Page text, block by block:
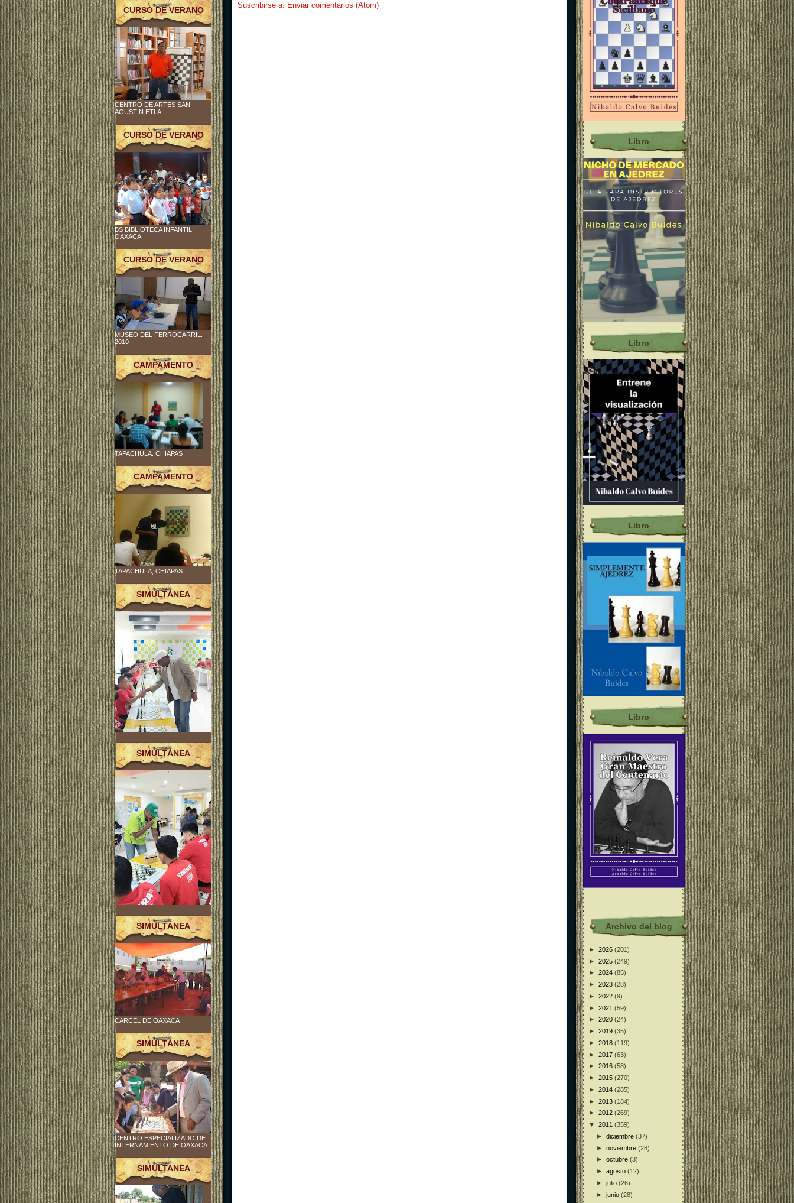
Suscribirse a: Enviar comentarios (Atom)
CURSO DE VERANO
CENTRO DE ARTES SAN
AGUSTIN ETLA
CURSO DE VERANO
BS BIBLIOTECA INFANTIL
OAXACA
CURSO DE VERANO
MUSEO DEL FERROCARRIL.
2010
CAMPAMENTO
TAPACHULA. CHIAPAS
CAMPAMENTO
TAPACHULA, CHIAPAS
SIMULTÁNEA
SIMULTÁNEA
SIMULTÁNEA
CARCEL DE OAXACA
SIMULTÁNEA
CENTRO ESPECIALIZADO DE
INTERNAMIENTO DE OAXACA
SIMULTANEA
Libro
Libro
Libro
Libro
Archivo del blog
► 2026 (201)
► 2025 (249)
► 2024 (85)
► 2023 (28)
► 2022 (9)
► 2021 (59)
► 2020 (24)
► 2019 (35)
► 2018 (119)
► 2017 (63)
► 2016 (58)
► 2015 (270)
► 2014 (285)
► 2013 (184)
► 2012 (269)
▼ 2011 (359)
►diciembre(37)
►noviembre(28)
►octubre(3)
►agosto(12)
►julio(26)
►junio(28)